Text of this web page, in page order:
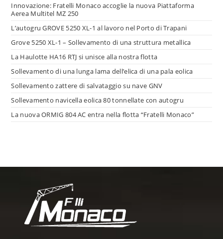
Innovazione: Fratelli Monaco accoglie la nuova Piattaforma
Aerea Multitel MZ 250
L’autogru GROVE 5250 XL-1 al lavoro nel Porto di Trapani
Grove 5250 XL-1 – Sollevamento di una struttura metallica
La Haulotte HA16 RTJ si unisce alla nostra flotta
Sollevamento di una lunga lama dell’elica di una pala eolica
Sollevamento zattere di salvataggio su nave GNV
Sollevamento navicella eolica 80 tonnellate con autogru
La nuova ORMIG 804 AC entra nella flotta “Fratelli Monaco”